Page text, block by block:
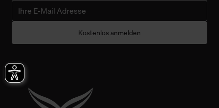
Kostenlos anmelden